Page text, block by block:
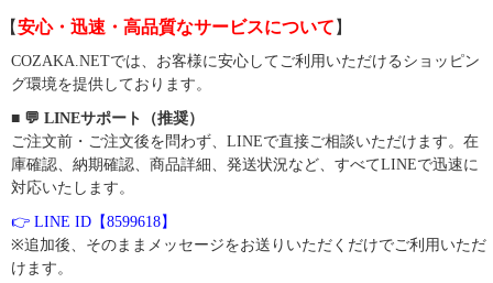
【安心・迅速・高品質なサービスについて 】
COZAKA.NETでは、お客様に安心してご利用いただけるショッピン
グ環境を提供しております。
■ 💬 LINEサポート（推奨）
ご注文前・ご注文後を問わず、LINEで直接ご相談いただけます。在
庫確認、納期確認、商品詳細、発送状況など、すべてLINEで迅速に
対応いたします。
👉 LINE ID【8599618】
※追加後、そのままメッセージをお送りいただくだけでご利用いただ
けます。